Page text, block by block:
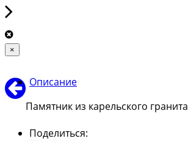
×
Описание
Памятник из карельского гранита
Поделиться: